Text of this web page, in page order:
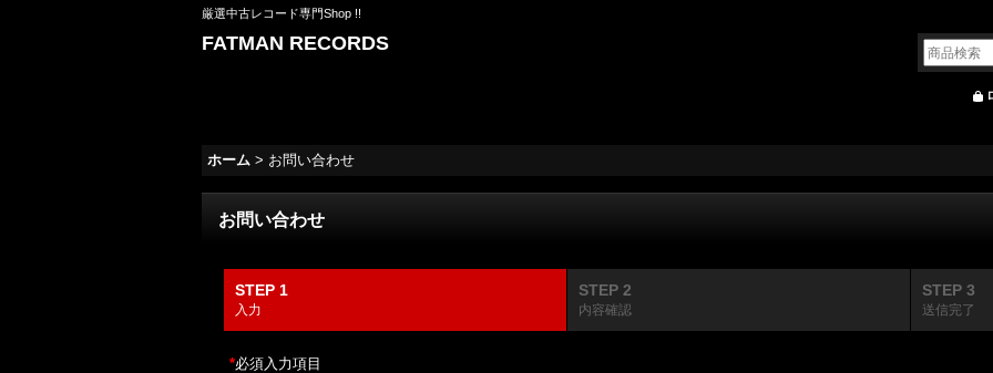
厳選中古レコード専門Shop !!
FATMAN RECORDS
ホーム > お問い合わせ
お問い合わせ
STEP 1
入力
STEP 2
内容確認
STEP 3
送信完了
*必須入力項目